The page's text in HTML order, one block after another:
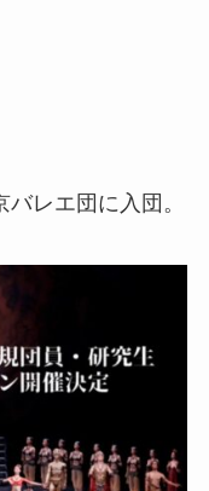
レエ団に入団。